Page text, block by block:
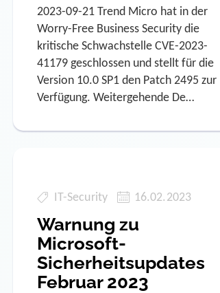
2023-09-21 Trend Micro hat in der
Worry-Free Business Security die
kritische Schwachstelle CVE-2023-
41179 geschlossen und stellt für die
Version 10.0 SP1 den Patch 2495 zur
Verfügung. Weitergehende De…
IT-Security 16.02.2023
Warnung zu
Microsoft-
Sicherheitsupdates
Februar 2023